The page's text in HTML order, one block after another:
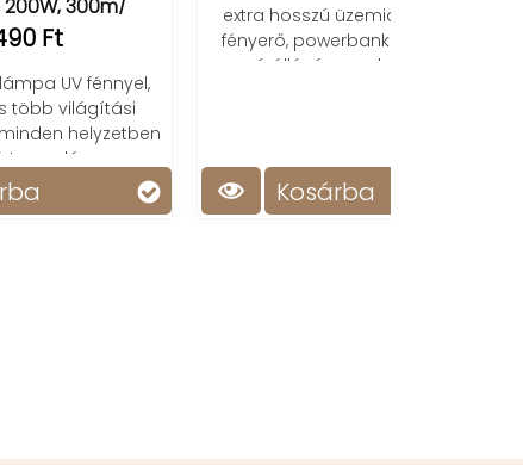
extra hosszú üzemidő, brutális
fényerő, powerbank funkció és
vízállóság egy kompakt
Kosárba